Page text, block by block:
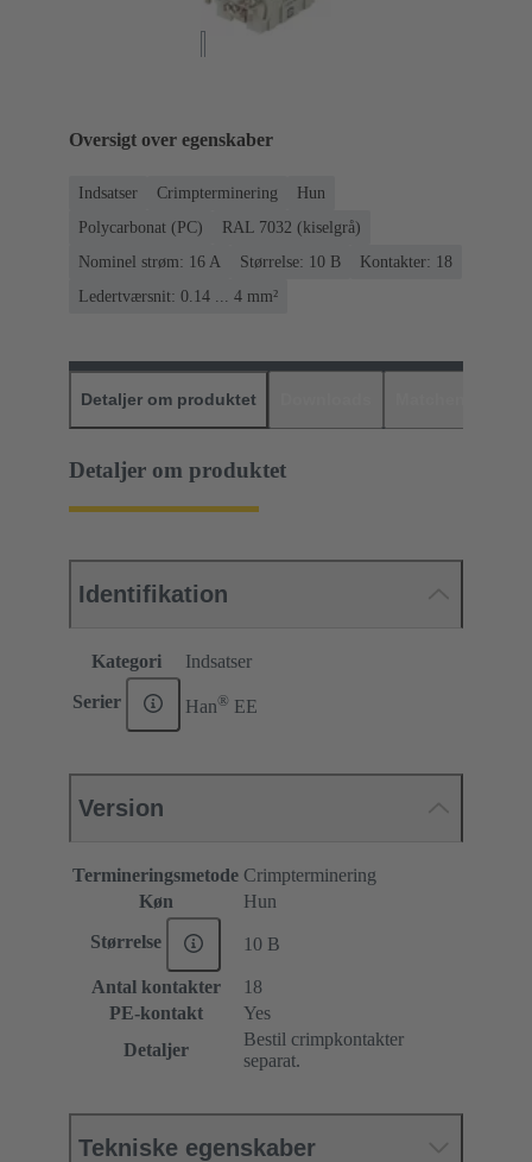
Oversigt over egenskaber
Indsatser Crimpterminering
Hun
Polycarbonat (PC)
RAL 7032 (kiselgrå)
Nominel strøm: ‌16 A
Størrelse: 10 B
Kontakter: 18
Ledertværsnit: 0.14 ... 4 mm²
Detaljer om produktet
Detaljer om produktet
Identifikation
Kategori Indsatser
Serier Han® EE
Version
Termineringsmetode Crimpterminering
Køn
Hun
Størrelse 10 B
Antal kontakter
18
PE-kontakt
Yes
Detaljer
Bestil crimpkontakter
separat.
Tekniske egenskaber